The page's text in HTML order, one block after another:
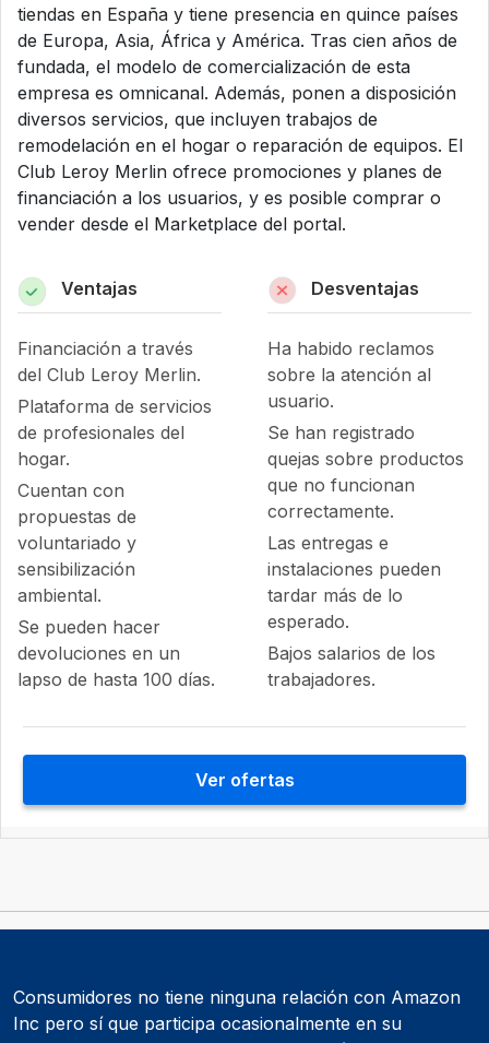
tiendas en España y tiene presencia en quince países
de Europa, Asia, África y América. Tras cien años de
fundada, el modelo de comercialización de esta
empresa es omnicanal. Además, ponen a disposición
diversos servicios, que incluyen trabajos de
remodelación en el hogar o reparación de equipos. El
Club Leroy Merlin ofrece promociones y planes de
financiación a los usuarios, y es posible comprar o
vender desde el Marketplace del portal.
Ventajas
Financiación a través
del Club Leroy Merlin.
Plataforma de servicios
de profesionales del
hogar.
Cuentan con
propuestas de
voluntariado y
sensibilización
ambiental.
Se pueden hacer
devoluciones en un
lapso de hasta 100 días.
Desventajas
Ha habido reclamos
sobre la atención al
usuario.
Se han registrado
quejas sobre productos
que no funcionan
correctamente.
Las entregas e
instalaciones pueden
tardar más de lo
esperado.
Bajos salarios de los
trabajadores.
Ver ofertas
Consumidores no tiene ninguna relación con Amazon
Inc pero sí que participa ocasionalmente en su